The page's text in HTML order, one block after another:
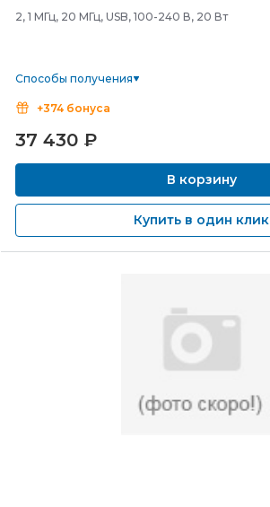
2, 1 МГц, 20 МГц, USB, 100-240 В, 20 Вт
Способы получения
+374 бонуса
37 430 ₽
В корзину
Купить в один клик